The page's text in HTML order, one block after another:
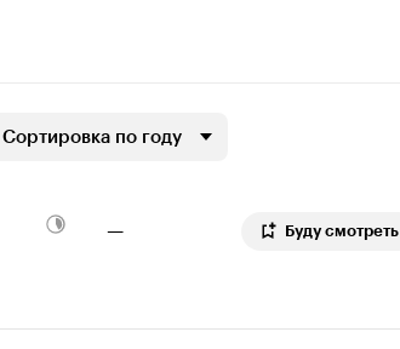
Сортировка по году
— Буду смотреть